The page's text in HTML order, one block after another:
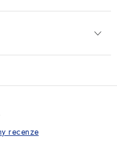
recenze